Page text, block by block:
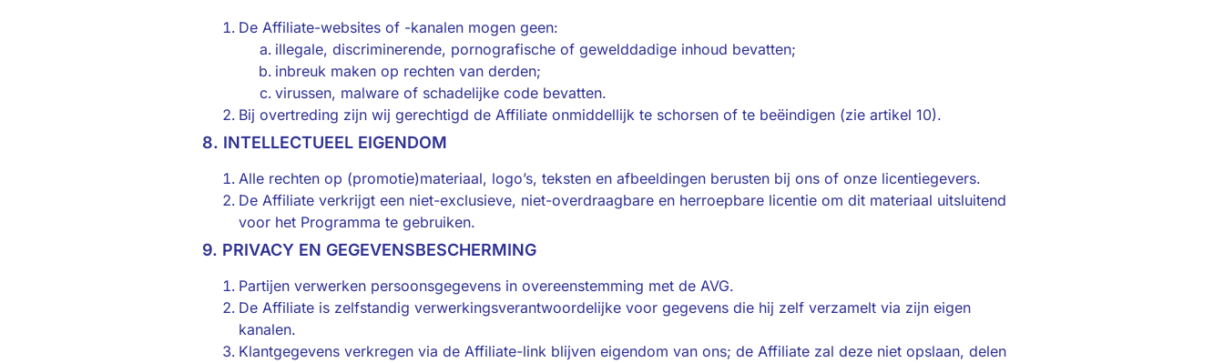
De Affiliate-websites of -kanalen mogen geen:
illegale, discriminerende, pornografische of gewelddadige inhoud bevatten;
inbreuk maken op rechten van derden;
virussen, malware of schadelijke code bevatten.
Bij overtreding zijn wij gerechtigd de Affiliate onmiddellijk te schorsen of te beëindigen (zie artikel 10).
8. INTELLECTUEEL EIGENDOM
Alle rechten op (promotie)materiaal, logo’s, teksten en afbeeldingen berusten bij ons of onze licentiegevers.
De Affiliate verkrijgt een niet-exclusieve, niet-overdraagbare en herroepbare licentie om dit materiaal uitsluitend
voor het Programma te gebruiken.
9. PRIVACY EN GEGEVENSBESCHERMING
Partijen verwerken persoonsgegevens in overeenstemming met de AVG.
De Affiliate is zelfstandig verwerkingsverantwoordelijke voor gegevens die hij zelf verzamelt via zijn eigen
kanalen.
Klantgegevens verkregen via de Affiliate-link blijven eigendom van ons; de Affiliate zal deze niet opslaan, delen